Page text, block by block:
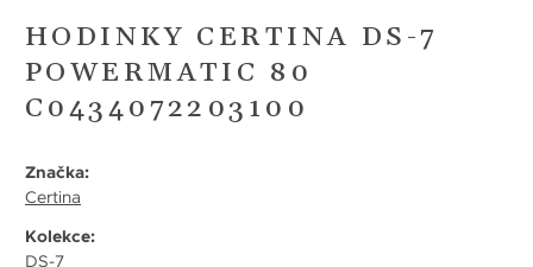
HODINKY CERTINA DS-7
POWERMATIC 80
C0434072203100
Značka:
Certina
Kolekce:
DS-7